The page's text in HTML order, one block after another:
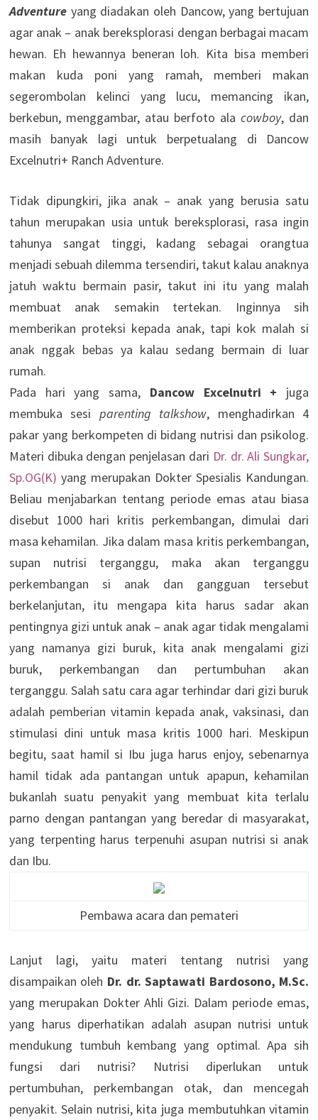
Adventureyang diadakan oleh Dancow, yang bertujuan
agar anak – anak bereksplorasi dengan berbagai macam
hewan. Eh hewannya beneran loh. Kita bisa memberi
makan kuda poni yang ramah, memberi makan
segerombolan kelinci yang lucu, memancing ikan,
berkebun, menggambar, atau berfoto alacowboy, dan
masih banyak lagi untuk berpetualang di Dancow
Excelnutri+ Ranch Adventure.
Tidak dipungkiri, jika anak – anak yang berusia satu
tahun merupakan usia untuk bereksplorasi, rasa ingin
tahunya sangat tinggi, kadang sebagai orangtua
menjadi sebuah dilemma tersendiri, takut kalau anaknya
jatuh waktu bermain pasir, takut ini itu yang malah
membuat anak semakin tertekan. Inginnya sih
memberikan proteksi kepada anak, tapi kok malah si
anak nggak bebas ya kalau sedang bermain di luar
rumah.
Pada hari yang sama, Dancow Excelnutri + juga
membuka sesi parenting talkshow, menghadirkan 4
pakar yang berkompeten di bidang nutrisi dan psikolog.
Materi dibuka dengan penjelasan dari Dr. dr. Ali Sungkar,
Sp.OG(K) yang merupakan Dokter Spesialis Kandungan.
Beliau menjabarkan tentang periode emas atau biasa
disebut 1000 hari kritis perkembangan, dimulai dari
masa kehamilan. Jika dalam masa kritis perkembangan,
supan nutrisi terganggu, maka akan terganggu
perkembangan si anak dan gangguan tersebut
berkelanjutan, itu mengapa kita harus sadar akan
pentingnya gizi untuk anak – anak agar tidak mengalami
yang namanya gizi buruk, kita anak mengalami gizi
buruk, perkembangan dan pertumbuhan akan
terganggu. Salah satu cara agar terhindar dari gizi buruk
adalah pemberian vitamin kepada anak, vaksinasi, dan
stimulasi dini untuk masa kritis 1000 hari. Meskipun
begitu, saat hamil si Ibu juga harus enjoy, sebenarnya
hamil tidak ada pantangan untuk apapun, kehamilan
bukanlah suatu penyakit yang membuat kita terlalu
parno dengan pantangan yang beredar di masyarakat,
yang terpenting harus terpenuhi asupan nutrisi si anak
dan Ibu.
Pembawa acara dan pemateri
Lanjut lagi, yaitu materi tentang nutrisi yang
disampaikan oleh Dr. dr. Saptawati Bardosono, M.Sc.
yang merupakan Dokter Ahli Gizi. Dalam periode emas,
yang harus diperhatikan adalah asupan nutrisi untuk
mendukung tumbuh kembang yang optimal. Apa sih
fungsi dari nutrisi? Nutrisi diperlukan untuk
pertumbuhan, perkembangan otak, dan mencegah
penyakit. Selain nutrisi, kita juga membutuhkan vitamin